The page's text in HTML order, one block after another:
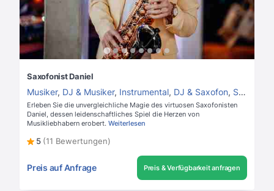
Saxofonist Daniel
Musiker, DJ & Musiker, Instrumental, DJ & Saxofon, Saxofonist
Erleben Sie die unvergleichliche Magie des virtuosen Saxofonisten
Daniel, dessen leidenschaftliches Spiel die Herzen von
Musikliebhabern erobert. Weiterlesen
5 (11 Bewertungen)
Preis auf Anfrage Preis & Verfügbarkeit anfragen